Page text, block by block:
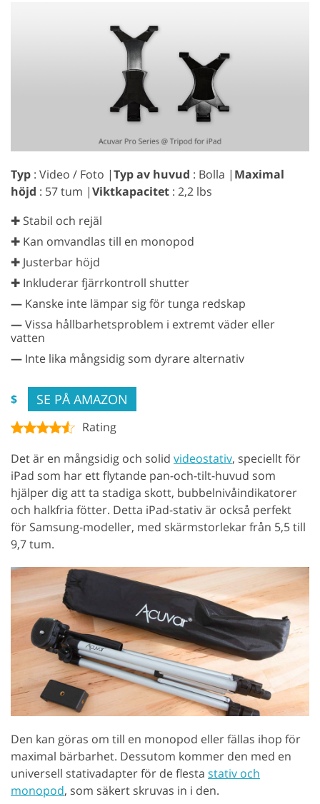
Typ : Video / Foto |Typ av huvud : Bolla | Maximal
höjd : 57 tum |Viktkapacitet : 2,2 lbs
✚ Stabil och rejäl
✚ Kan omvandlas till en monopod
✚ Justerbar höjd
✚ Inkluderar fjärrkontroll shutter
— Kanske inte lämpar sig för tunga redskap
—Vissa hållbarhetsproblem i extremt väder eller
vatten
— Inte lika mångsidig som dyrare alternativ
$ SE PÅ AMAZON
Rating
Det är en mångsidig och solid videostativ, speciellt för
iPad som har ett flytande pan-och-tilt-huvud som
hjälper dig att ta stadiga skott, bubbelnivåindikatorer
och halkfria fötter. Detta iPad-stativ är också perfekt
för Samsung-modeller, med skärmstorlekar från 5,5 till
9,7 tum.
Den kan göras om till en monopod eller fällas ihop för
maximal bärbarhet. Dessutom kommer den med en
universell stativadapter för de flesta stativ och
monopod, som säkert skruvas in i den.